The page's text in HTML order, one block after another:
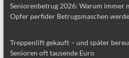
Seniorenbetrug 2026: Warum immer
Opfer perfider Betrugsmaschen
Treppenlift gekauft – und später
Senioren oft tausende Euro